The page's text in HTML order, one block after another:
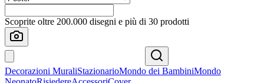
Scoprite oltre 200.000 disegni e più di 30 prodotti
Decorazioni MuraliStazionarioMondo dei BambiniMondo